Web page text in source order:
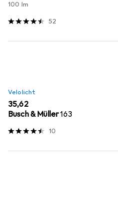
100 lm
52
Velolicht
EUR
35,62
Busch & Müller163
10